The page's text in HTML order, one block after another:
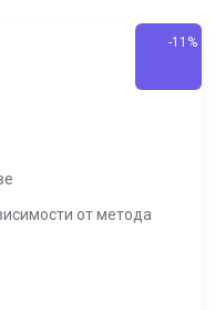
-11%
от метода